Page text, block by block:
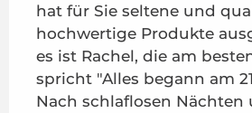
hat für Sie seltene und
hochwertige Produkte
es ist Rachel, die am
spricht "Alles begann am
Nach schlaflosen Nächten